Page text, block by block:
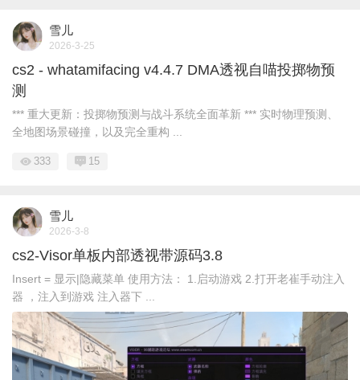
雪儿
2026-3-25
cs2 - whatamifacing v4.4.7 DMA透视自喵投掷物预
测
*** 重大更新：投掷物预测与战斗系统全面革新 *** 实时物理预测、
全地图场景碰撞，以及完全重构 ...
333 15
雪儿
2026-3-8
cs2-Visor单板内部透视带源码3.8
Insert = 显示|隐藏菜单 使用方法： 1.启动游戏 2.打开老崔手动注入
器 ，注入到游戏 注入器下 ...